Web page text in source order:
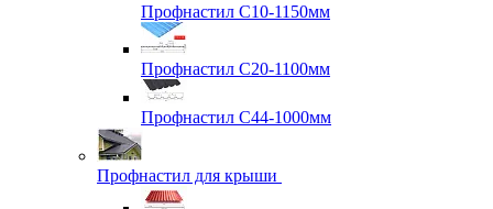
Профнастил С10-1150мм
Профнастил С20-1100мм
Профнастил С44-1000мм
Профнастил для крыши